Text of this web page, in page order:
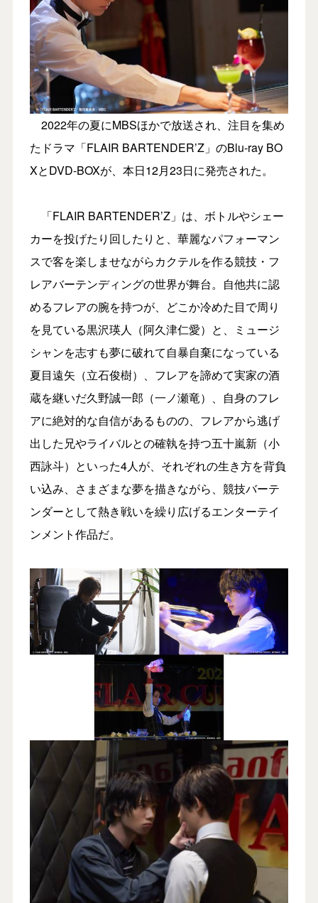
2022年の夏にMBSほかで放送され、注目を集め
たドラマ「FLAIR BARTENDER’Z」のBlu-ray BO
XとDVD-BOXが、本日12月23日に発売された。
「FLAIR BARTENDER’Z」は、ボトルやシェー
カーを投げたり回したりと、華麗なパフォーマン
スで客を楽しませながらカクテルを作る競技・フ
レアバーテンディングの世界が舞台。自他共に認
めるフレアの腕を持つが、どこか冷めた目で周り
を見ている黒沢瑛人（阿久津仁愛）と、ミュージ
シャンを志すも夢に破れて自暴自棄になっている
夏目遠矢（立石俊樹）、フレアを諦めて実家の酒
蔵を継いだ久野誠一郎（一ノ瀬竜）、自身のフレ
アに絶対的な自信があるものの、フレアから逃げ
出した兄やライバルとの確執を持つ五十嵐新（小
西詠斗）といった4人が、それぞれの生き方を背負
い込み、さまざまな夢を描きながら、競技バーテ
ンダーとして熱き戦いを繰り広げるエンターテイ
ンメント作品だ。